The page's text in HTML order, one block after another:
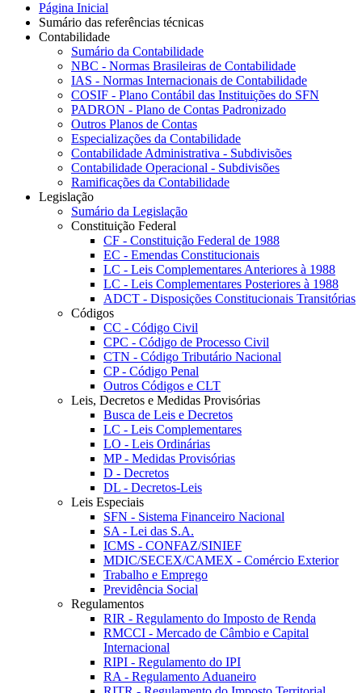
Página Inicial
Sumário das referências técnicas
Contabilidade
Sumário da Contabilidade
NBC - Normas Brasileiras de Contabilidade
IAS - Normas Internacionais de Contabilidade
COSIF - Plano Contábil das Instituições do SFN
PADRON - Plano de Contas Padronizado
Outros Planos de Contas
Especializações da Contabilidade
Contabilidade Administrativa - Subdivisões
Contabilidade Operacional - Subdivisões
Ramificações da Contabilidade
Legislação
Sumário da Legislação
Constituição Federal
CF - Constituição Federal de 1988
EC - Emendas Constitucionais
LC - Leis Complementares Anteriores à 1988
LC - Leis Complementares Posteriores à 1988
ADCT - Disposições Constitucionais Transitórias
Códigos
CC - Código Civil
CPC - Código de Processo Civil
CTN - Código Tributário Nacional
CP - Código Penal
Outros Códigos e CLT
Leis, Decretos e Medidas Provisórias
Busca de Leis e Decretos
LC - Leis Complementares
LO - Leis Ordinárias
MP - Medidas Provisórias
D - Decretos
DL - Decretos-Leis
Leis Especiais
SFN - Sistema Financeiro Nacional
SA - Lei das S.A.
ICMS - CONFAZ/SINIEF
MDIC/SECEX/CAMEX - Comércio Exterior
Trabalho e Emprego
Previdência Social
Regulamentos
RIR - Regulamento do Imposto de Renda
RMCCI - Mercado de Câmbio e Capital
Internacional
RIPI - Regulamento do IPI
RA - Regulamento Aduaneiro